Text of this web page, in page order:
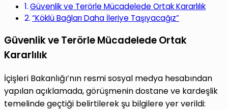
Güvenlik ve Terörle Mücadelede Ortak Kararlılık
“Köklü Bağları Daha İleriye Taşıyacağız”
Güvenlik ve Terörle Mücadelede Ortak
Kararlılık
İçişleri Bakanlığı’nın resmi sosyal medya hesabından
yapılan açıklamada, görüşmenin dostane ve kardeşlik
temelinde geçtiği belirtilerek şu bilgilere yer verildi: